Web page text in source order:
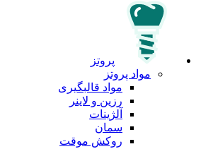
پروتز
مواد پروتز
مواد قالبگیری
رزین و لاینر
آلژینات
سمان
روکش موقت